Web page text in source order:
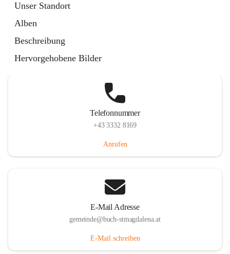
Unser Standort
Alben
Beschreibung
Hervorgehobene Bilder
Telefonnummer
+43 3332 8169
Anrufen
E-Mail Adresse
gemeinde@buch-stmagdalena.at
E-Mail schreiben